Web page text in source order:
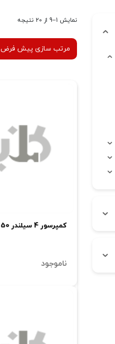
نمایش 1–9 از 20 نتیجه
مرتب سازی پیش فرض
کمپرسور 4 سیلندر 50 لیتری بی صدا
ناموجود